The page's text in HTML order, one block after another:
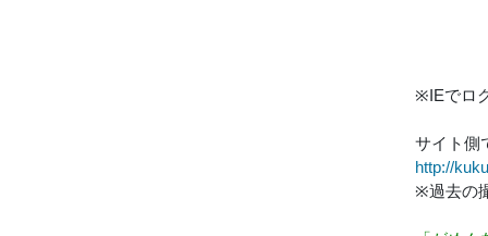
※IEでロ
サイト側
http://
※過去の